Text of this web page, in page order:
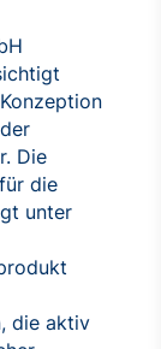
Die
die
unter
die aktiv